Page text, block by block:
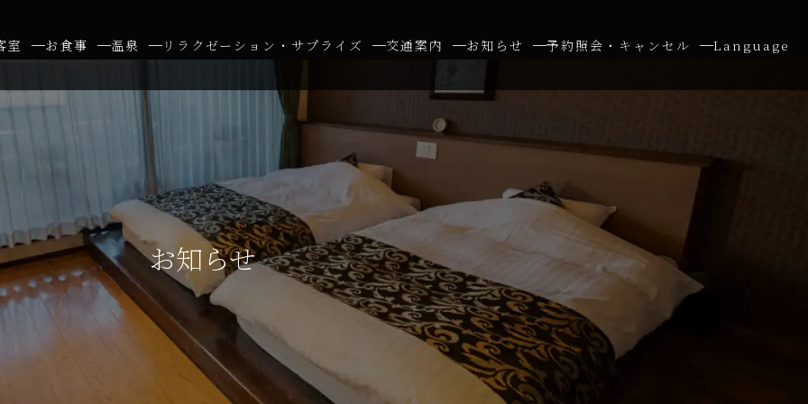
室 お食事 温泉 リラクゼーション・サプライズ 交通案内 お知らせ 予約照会・キャンセル Language
お知らせ